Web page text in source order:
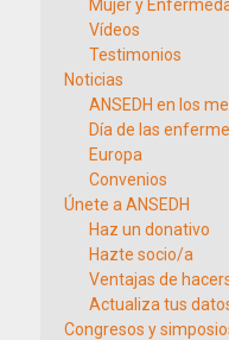
Mujer y
Vídeos
Testimonios
Noticias
ANSEDH en los
Día de las
Europa
Convenios
Únete a ANSEDH
Haz un donativo
Hazte socio/a
Ventajas de
Actualiza tus
Congresos y